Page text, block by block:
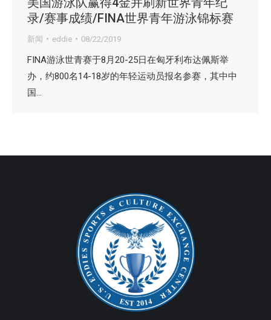
录/赛事成绩/FINA世界青年游泳锦标赛
新闻 eddie 08/22/2019
FINA游泳世青赛于8月20-25日在匈牙利布达佩斯举
办，约800名14-18岁的年轻运动员报名参赛，其中中
国…